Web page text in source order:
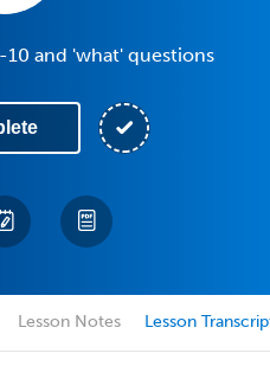
and 'what' questions
Lesson Notes Lesson